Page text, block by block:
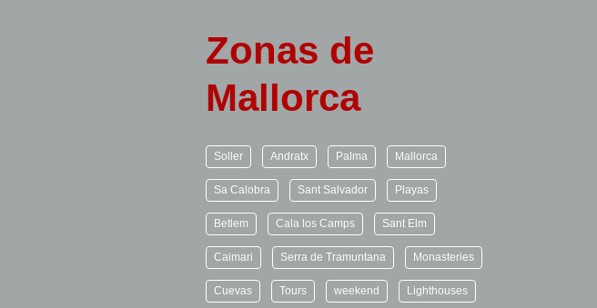
Zonas de
Mallorca
Soller Andratx Palma Mallorca
Sa Calobra Sant Salvador Playas
Betlem Cala los Camps Sant Elm
Caimari Serra de Tramuntana Monasteries
Cuevas Tours weekend Lighthouses